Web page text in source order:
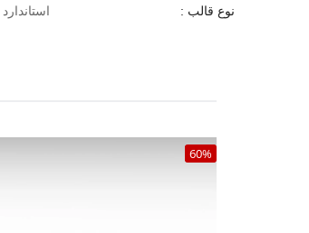
نوع قالب : استاندارد
60%